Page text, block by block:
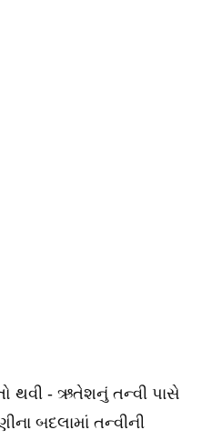
થવી - ઋતેશનું તન્વી પાસે
બદલામાં તન્વીની